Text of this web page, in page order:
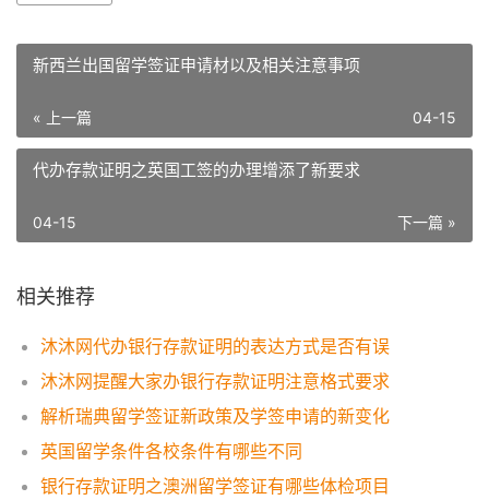
新西兰出国留学签证申请材以及相关注意事项
« 上一篇 04-15
代办存款证明之英国工签的办理增添了新要求
下一篇 »
04-15
相关推荐
沐沐网代办银行存款证明的表达方式是否有误
沐沐网提醒大家办银行存款证明注意格式要求
解析瑞典留学签证新政策及学签申请的新变化
英国留学条件各校条件有哪些不同
银行存款证明之澳洲留学签证有哪些体检项目